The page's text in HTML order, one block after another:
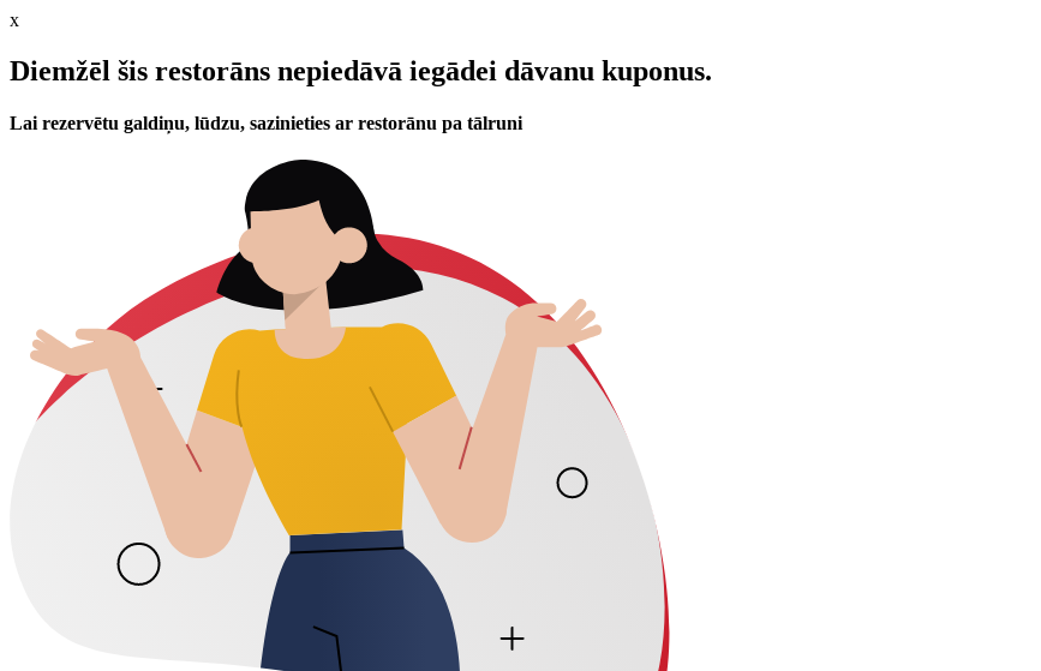
x
Diemžēl šis restorāns nepiedāvā iegādei dāvanu kuponus.
Lai rezervētu galdiņu, lūdzu, sazinieties ar restorānu pa tālruni